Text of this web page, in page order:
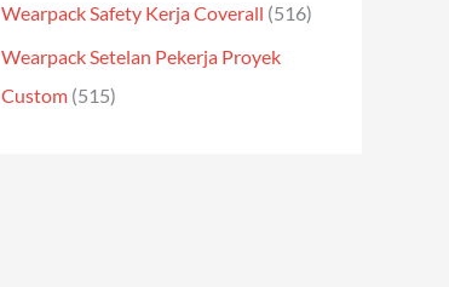
Wearpack Safety Kerja Coverall (516)
Wearpack Setelan Pekerja Proyek
Custom (515)